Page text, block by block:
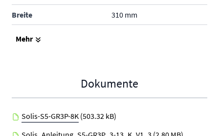
Breite 310 mm
Tiefe
Gebäuden
Mehr
Dokumente
Solis-S5-GR3P-8K (503.32 kB)